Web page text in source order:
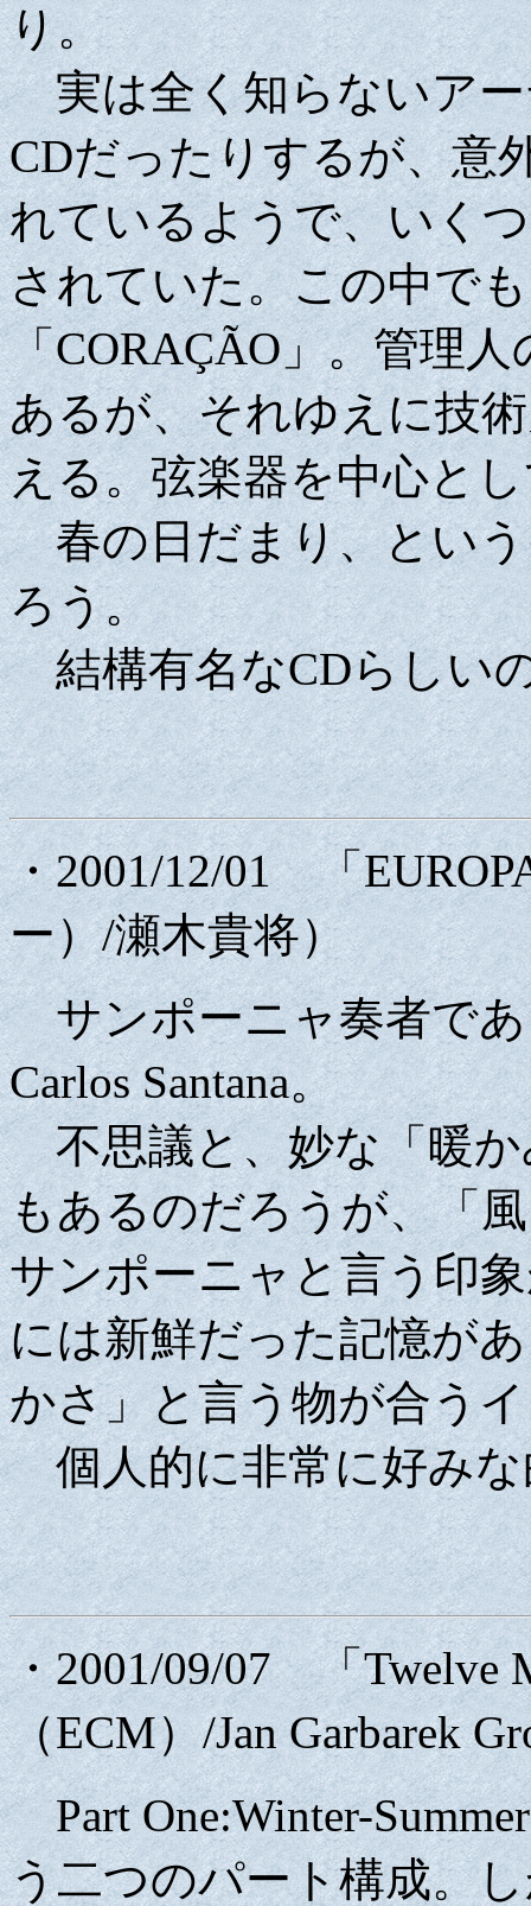
り。
実は全く知らないアー
CDだったりするが、意
れているようで、いく
されていた。この中で
「CORAÇÃO」。管理
あるが、それゆえに技
える。弦楽器を中心と
春の日だまり、という
ろう。
結構有名なCDらしい
・2001/12/01 「
ー）/瀬木貴将）
サンポーニャ奏者であ
Carlos Santana。
不思議と、妙な「暖か
もあるのだろうが、「
サンポーニャと言う印
には新鮮だった記憶が
かさ」と言う物が合う
個人的に非常に好みな
・2001/09/07 「Twelve
（ECM）/Jan Garbarek
Part One:Winter-
う二つのパート構成。